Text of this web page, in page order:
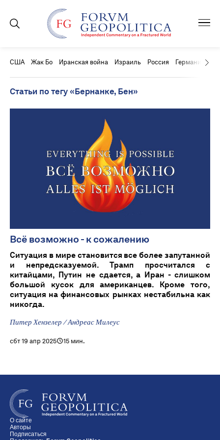
США Жак Бо Иранская война Израиль Россия Германия
Статьи по тегу «Бернанке, Бен»
Всё возможно - к сожалению
Ситуация в мире становится все более запутанной
и непредсказуемой. Трамп просчитался с
китайцами, Путин не сдается, а Иран - слишком
большой кусок для американцев. Кроме того,
ситуация на финансовых рынках нестабильна как
никогда.
Питер Хензелер / Андреас Милеус
сбт 19 апр 2025 15 мин.
О сайте
Авторы
Подписаться